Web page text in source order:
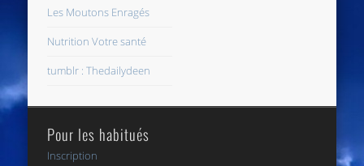
Les Moutons Enragés
Nutrition Votre santé
tumblr : Thedailydeen
Pour les habitués
Inscription